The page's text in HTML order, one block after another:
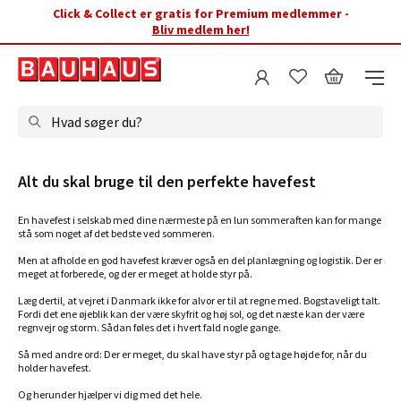
Click & Collect er gratis for Premium medlemmer -
Bliv medlem her!
Hvad søger du?
Alt du skal bruge til den perfekte havefest
En havefest i selskab med dine nærmeste på en lun sommeraften kan for mange
stå som noget af det bedste ved sommeren.
Men at afholde en god havefest kræver også en del planlægning og logistik. Der er
meget at forberede, og der er meget at holde styr på.
Læg dertil, at vejret i Danmark ikke for alvor er til at regne med. Bogstaveligt talt.
Fordi det ene øjeblik kan der være skyfrit og høj sol, og det næste kan der være
regnvejr og storm. Sådan føles det i hvert fald nogle gange.
Så med andre ord: Der er meget, du skal have styr på og tage højde for, når du
holder havefest.
Og herunder hjælper vi dig med det hele.